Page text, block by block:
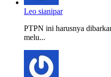
Leo sianipar
PTPN ini harusnya
melu...